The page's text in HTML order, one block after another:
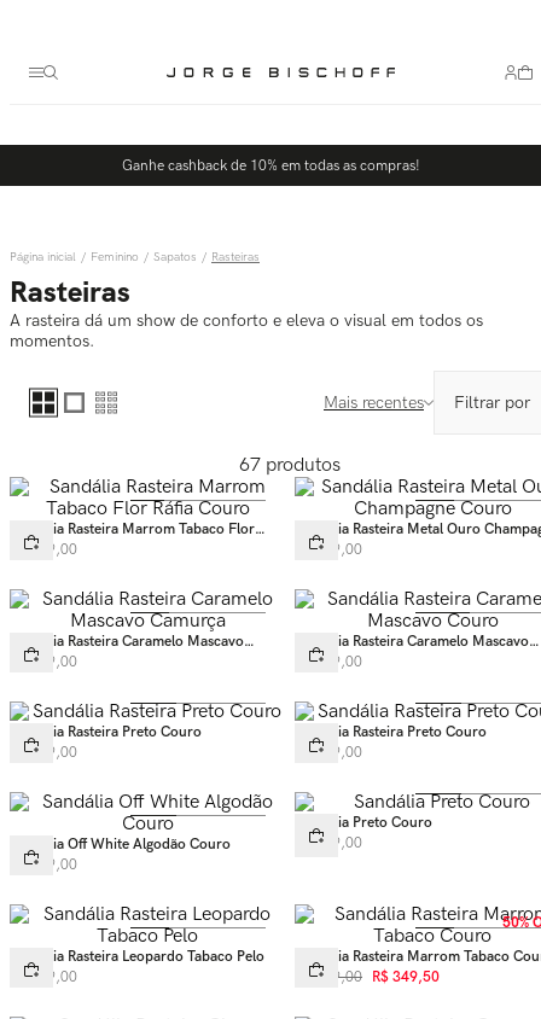
Ganhe cashback de 10% em todas as compras!
Feminino Sapatos Rasteiras
Rasteiras
A rasteira dá um show de conforto e eleva o visual em todos os
momentos.
Mais recentes
67 produtos
Sandália Rasteira Marrom Tabaco Flor
Ráfia Couro
R$ 599,00
Sandália Rasteira Metal Ouro
Couro
R$ 769,00
Sandália Rasteira Caramelo Mascavo
Camurça
R$ 399,00
Sandália Rasteira Caramelo Mascavo
Couro
R$ 499,00
Sandália Rasteira Preto Couro
R$ 769,00
Sandália Rasteira Preto Couro
R$ 499,00
Sandália Off White Algodão Couro
R$ 399,00
Sandália Preto Couro
R$ 399,00
Sandália Rasteira Leopardo Tabaco Pelo
R$ 499,00
50%
Sandália Rasteira Marrom Tabaco
R$ 699,00 R$ 349,50